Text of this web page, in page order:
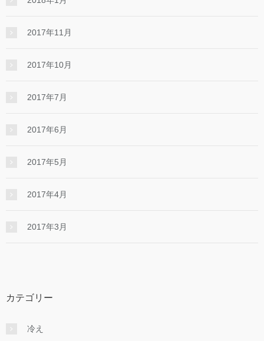
2017年11月
2017年10月
2017年7月
2017年6月
2017年5月
2017年4月
2017年3月
カテゴリー
冷え